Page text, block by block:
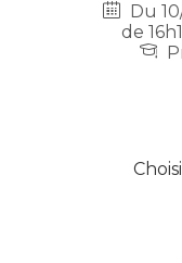
Du
de